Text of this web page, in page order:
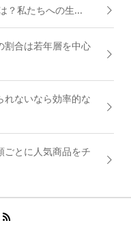
？私たちへの生...
割合は若年層を中心
れないなら効率的な
ごとに人気商品をチ